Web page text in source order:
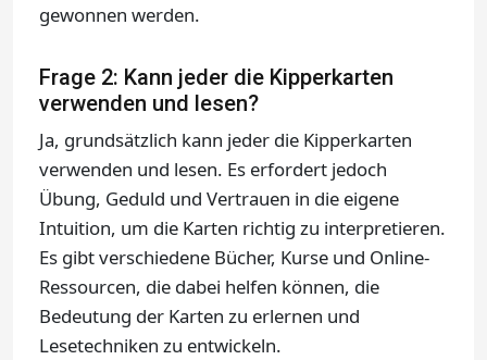
gewonnen werden.
Frage 2: Kann jeder die Kipperkarten
verwenden und lesen?
Ja, grundsätzlich kann jeder die Kipperkarten
verwenden und lesen. Es erfordert jedoch
Übung, Geduld und Vertrauen in die eigene
Intuition, um die Karten richtig zu interpretieren.
Es gibt verschiedene Bücher, Kurse und Online-
Ressourcen, die dabei helfen können, die
Bedeutung der Karten zu erlernen und
Lesetechniken zu entwickeln.